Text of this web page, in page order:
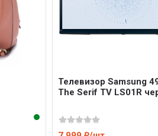
Телевизор Samsung
The Serif TV LS01R